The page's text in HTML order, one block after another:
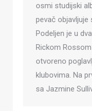
osmi studijski
pevač objavljuje
Podeljen je u
Rickom
otvoreno
klubovima. Na
sa Jazmine